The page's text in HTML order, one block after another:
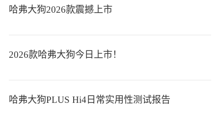
哈弗大狗2026款震撼上市
2026款哈弗大狗今日上市！
哈弗大狗PLUS Hi4日常实用性测试报告